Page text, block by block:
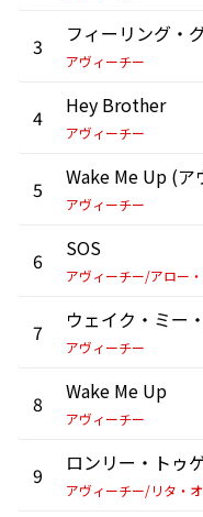
3 フィーリング・
アヴィーチー
4 Hey Brother
アヴィーチー
5
アヴィーチー
6
SOS
7
アヴィーチー
8 Wake Me Up
アヴィーチー
9 ロンリー・トゥ
アヴィーチー/リタ・